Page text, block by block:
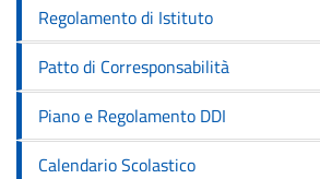
Regolamento di Istituto
Patto di Corresponsabilità
Piano e Regolamento DDI
Calendario Scolastico